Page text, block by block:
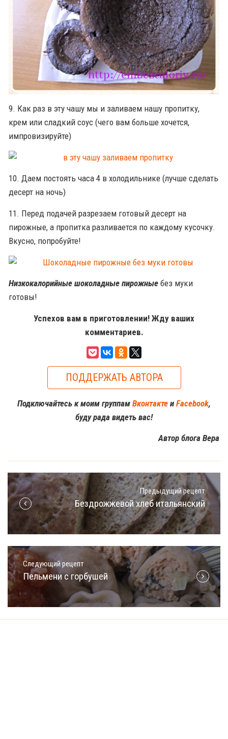
9. Как раз в эту чашу мы и заливаем нашу пропитку,
крем или сладкий соус (чего вам больше хочется,
импровизируйте)
10. Даем постоять часа 4 в холодильнике (лучше сделать
десерт на ночь)
11. Перед подачей разрезаем готовый десерт на
пирожные, а пропитка разливается по каждому кусочку.
Вкусно, попробуйте!
Низкокалорийные шоколадные пирожные без муки
готовы!
Успехов вам в приготовлении! Жду ваших
комментариев.
ПОДДЕРЖАТЬ АВТОРА
Подключайтесь к моим группам Вконтакте и Facebook,
буду рада видеть вас!
Автор блога Вера
Предыдущий рецепт
Бездрожжевой хлеб итальянский
Следующий рецепт
Пельмени с горбушей